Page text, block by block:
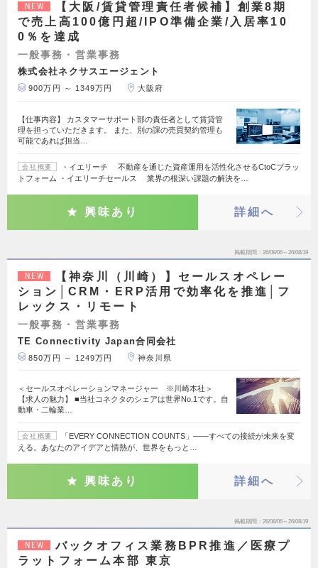
NEW
【大阪/賃貸管理責任者候補】創業8期
で売上高100億円超/IPO準備企業/入居率10
0％を達成
一般事務・営業事務
株式会社ネクサスエージェント
900万円 ～ 1349万円 大阪府
【仕事内容】 カスタマーサポート部の責任者として賃貸管
理を担っていただきます。 また、別の課の売買契約管理も
可能であれば担当…
会社概要
・イエリーチ 不動産を通じた資産運用を活性化させるCtoCプラッ
トフォーム ・イエリーチセールス 業界の根深い課題の解決を…
興味あり 詳細へ
掲載期間 26/08/06～26/08/19
NEW
【神奈川（川崎）】セールスオペレー
ション│CRM・ERP活用で効率化を推進│フ
レックス・リモート
一般事務・営業事務
TE Connectivity Japan合同会社
850万円 ～ 1249万円 神奈川県
＜セールスオペレーションマネージャー ※川崎本社＞
【求人の魅力】 ■当社コネクタのシェアは世界No.1です。自
動車・二輪業…
会社概要
「EVERY CONNECTION COUNTS」――すべての接続が未来を変
える。あなたのアイデアと情熱が、世界をもっと…
興味あり 詳細へ
掲載期間 26/08/06～26/08/19
NEW
バックオフィス業務BPR推進／医療プ
ラットフォーム本部 東京